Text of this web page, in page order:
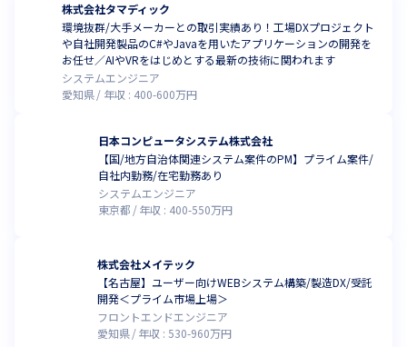
株式会社タマディック
環境抜群/大手メーカーとの取引実績あり！工場DXプロジェクト
や自社開発製品のC#やJavaを用いたアプリケーションの開発を
お任せ／AIやVRをはじめとする最新の技術に関われます
システムエンジニア
愛知県
年収 : 400-600万円
日本コンピュータシステム株式会社
【国/地方自治体関連システム案件のPM】プライム案件/
自社内勤務/在宅勤務あり
システムエンジニア
東京都
年収 : 400-550万円
株式会社メイテック
【名古屋】ユーザー向けWEBシステム構築/製造DX/受託
開発＜プライム市場上場＞
フロントエンドエンジニア
愛知県
年収 :530-960万円